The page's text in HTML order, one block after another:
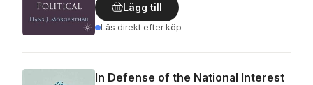
Lägg till
Läs direkt efter köp
In Defense of the National Interest